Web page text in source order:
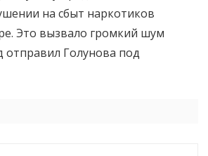
на сбыт наркотиков
Это вызвало громкий шум
Голунова под